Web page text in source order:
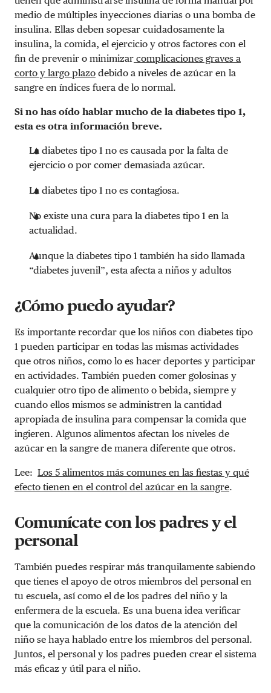
medio de múltiples inyecciones diarias o una bomba de
insulina. Ellas deben sopesar cuidadosamente la
insulina, la comida, el ejercicio y otros factores con el
fin de prevenir o minimizar complicaciones graves a
corto y largo plazo debido a niveles de azúcar en la
sangre en índices fuera de lo normal.
Si no has oído hablar mucho de la diabetes tipo 1,
esta es otra información breve.
La diabetes tipo 1 no es causada por la falta de
ejercicio o por comer demasiada azúcar.
La diabetes tipo 1 no es contagiosa.
No existe una cura para la diabetes tipo 1 en la
actualidad.
Aunque la diabetes tipo 1 también ha sido llamada
“diabetes juvenil”, esta afecta a niños y adultos
¿Cómo puedo ayudar?
Es importante recordar que los niños con diabetes tipo
1 pueden participar en todas las mismas actividades
que otros niños, como lo es hacer deportes y participar
en actividades. También pueden comer golosinas y
cualquier otro tipo de alimento o bebida, siempre y
cuando ellos mismos se administren la cantidad
apropiada de insulina para compensar la comida que
ingieren. Algunos alimentos afectan los niveles de
azúcar en la sangre de manera diferente que otros.
Lee: Los 5 alimentos más comunes en las fiestas y qué
efecto tienen en el control del azúcar en la sangre.
Comunícate con los padres y el
personal
También puedes respirar más tranquilamente sabiendo
que tienes el apoyo de otros miembros del personal en
tu escuela, así como el de los padres del niño y la
enfermera de la escuela. Es una buena idea verificar
que la comunicación de los datos de la atención del
niño se haya hablado entre los miembros del personal.
Juntos, el personal y los padres pueden crear el sistema
más eficaz y útil para el niño.